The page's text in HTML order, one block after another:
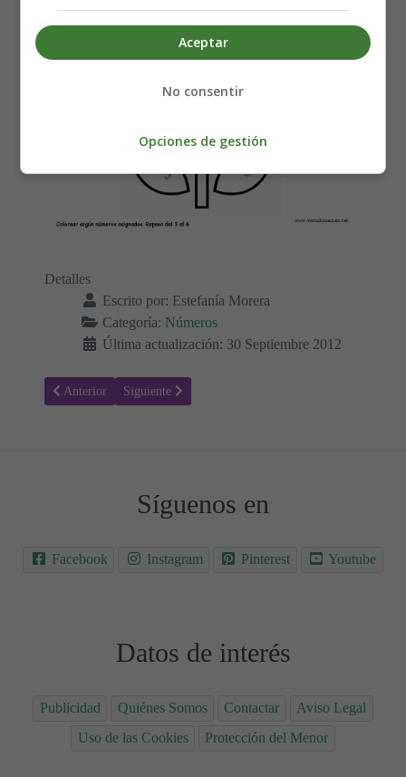
Detalles
Escrito por: Estefanía Morera
Categoría: Números
Última actualización: 30 Septiembre 2012
Artículo anterior: Repaso del 6 al 9
Anterior Artículo siguiente: Orden numérico
Siguiente
Síguenos en
Facebook Instagram Pinterest Youtube
Datos de interés
Publicidad Quiénes Somos Contactar
Aviso Legal
Uso de las Cookies
Protección del Menor
Aceptar
No consentir
Opciones de gestión